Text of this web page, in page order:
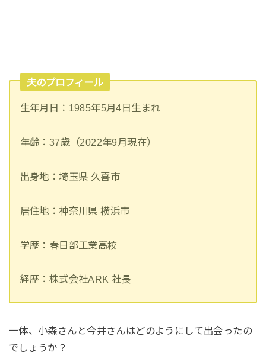
夫のプロフィール
生年月日：1985年5月4日生まれ
年齢：37歳（2022年9月現在）
出身地：埼玉県 久喜市
居住地：神奈川県 横浜市
学歴：春日部工業高校
経歴：株式会社ARK 社長
一体、小森さんと今井さんはどのようにして出会ったの
でしょうか？